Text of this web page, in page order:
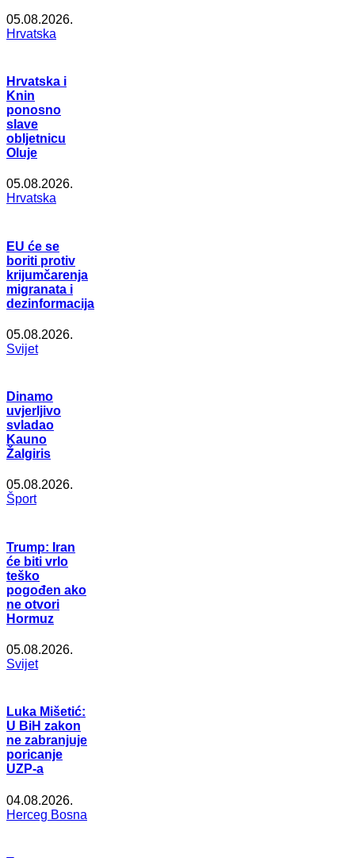
05.08.2026.
Hrvatska
Hrvatska i
Knin
ponosno
slave
obljetnicu
Oluje
05.08.2026.
Hrvatska
EU će se
boriti protiv
krijumčarenja
migranata i
dezinformacija
05.08.2026.
Svijet
Dinamo
uvjerljivo
svladao
Kauno
Žalgiris
05.08.2026.
Šport
Trump: Iran
će biti vrlo
teško
pogođen ako
ne otvori
Hormuz
05.08.2026.
Svijet
Luka Mišetić:
U BiH zakon
ne zabranjuje
poricanje
UZP-a
04.08.2026.
Herceg Bosna